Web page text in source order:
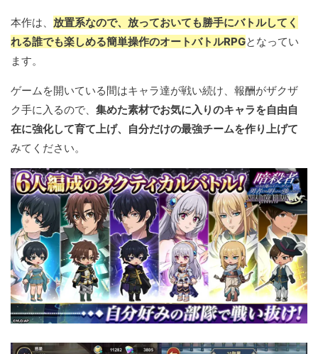
本作は、 放置系なので、放っておいても勝手にバトルしてく
れる誰でも楽しめる簡単操作のオートバトルRPGとなってい
ます。
ゲームを開いている間はキャラ達が戦い続け、報酬がザクザ
ク手に入るので、 集めた素材でお気に入りのキャラを自由自
在に強化して育て上げ、自分だけの最強チームを作り上げて
みてください。